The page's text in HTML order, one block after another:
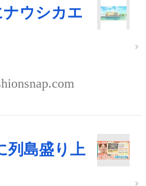
ウシカエ
列島盛り上